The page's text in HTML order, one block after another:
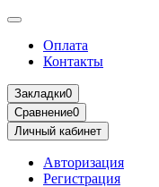
Оплата
Контакты
Закладки0
Сравнение0
Личный кабинет
Авторизация
Регистрация